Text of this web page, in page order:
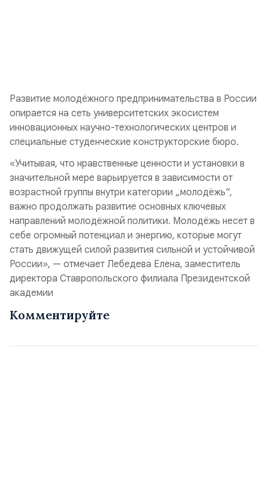
Развитие молодёжного предпринимательства в России
опирается на сеть университетских экосистем
инновационных научно-технологических центров и
специальные студенческие конструкторские бюро.
«Учитывая, что нравственные ценности и установки в
значительной мере варьируется в зависимости от
возрастной группы внутри категории „молодёжь“,
важно продолжать развитие основных ключевых
направлений молодёжной политики. Молодёжь несет в
себе огромный потенциал и энергию, которые могут
стать движущей силой развития сильной и устойчивой
России», — отмечает Лебедева Елена, заместитель
директора Ставропольского филиала Президентской
академии
Комментируйте